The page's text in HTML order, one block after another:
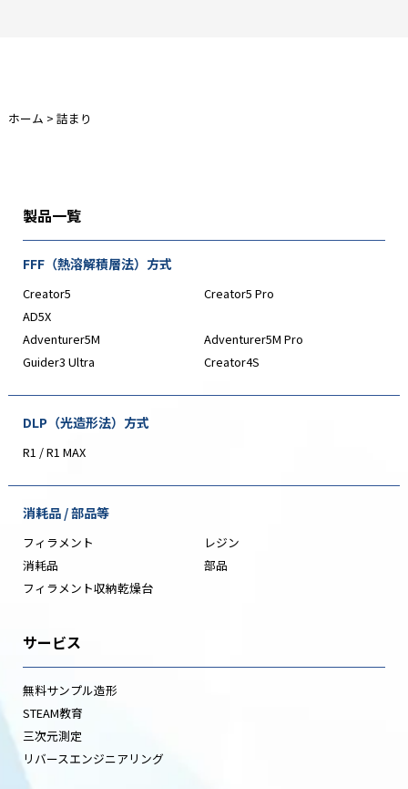
ホーム > 詰まり
製品一覧
FFF（熱溶解積層法）方式
Creator5
Creator5 Pro
AD5X
Adventurer5M
Adventurer5M Pro
Guider3 Ultra
Creator4S
DLP（光造形法）方式
R1 / R1 MAX
消耗品 / 部品等
フィラメント
レジン
消耗品
部品
フィラメント収納乾燥台
サービス
無料サンプル造形
STEAM教育
三次元測定
リバースエンジニアリング